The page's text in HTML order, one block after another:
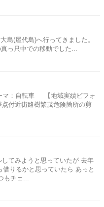
(屋代島)へ行ってきました。
只中での移動でした...
マ：自転車 【地域実績ビフォ
付近街路樹繁茂危険箇所の剪
てみようと思っていたが 去年
りるかと思っていたら あっと
もチェ...